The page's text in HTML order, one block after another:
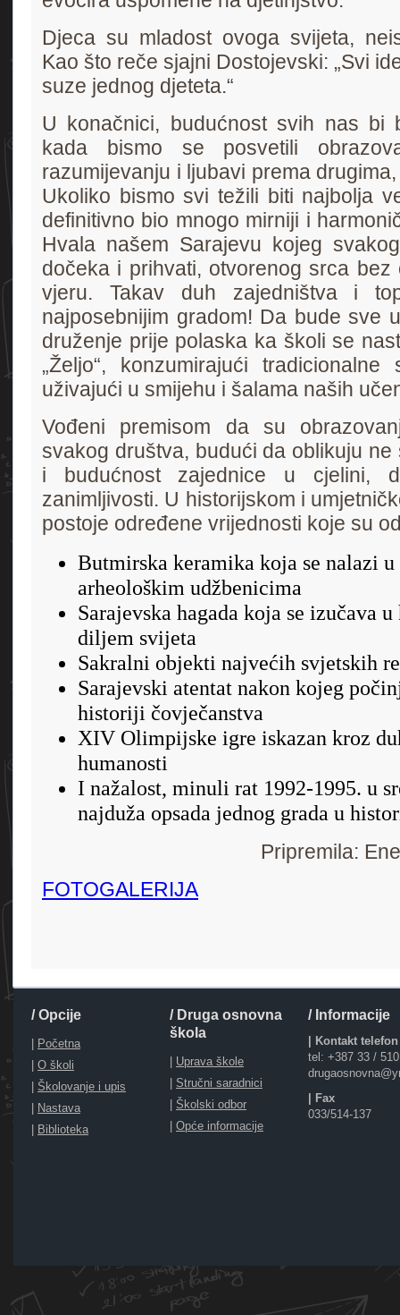
Djeca su mladost ovoga svijeta,
Kao što reče sjajni Dostojevski: „Svi
suze jednog djeteta.“
U konačnici, budućnost svih nas bi
kada bismo se posvetili
razumijevanju i ljubavi prema
Ukoliko bismo svi težili biti najbolja
definitivno bio mnogo mirniji i
Hvala našem Sarajevu kojeg
dočeka i prihvati, otvorenog srca
vjeru. Takav duh zajedništva i
najposebnijim gradom! Da bude sve
druženje prije polaska ka školi se
„Željo“, konzumirajući tradicionalne
uživajući u smijehu i šalama naših
Vođeni premisom da su
svakog društva, budući da oblikuju
i budućnost zajednice u cjelini,
zanimljivosti. U historijskom i
postoje određene vrijednosti koje su
Butmirska keramika koja se nalazi
arheološkim udžbenicima
Sarajevska hagada koja se izučava
diljem svijeta
Sakralni objekti najvećih svjetskih
Sarajevski atentat nakon kojeg
historiji čovječanstva
XIV Olimpijske igre iskazan kroz
humanosti
I nažalost, minuli rat 1992-1995. u
najduža opsada jednog grada u
Pripremila:
FOTOGALERIJA
/ Opcije
Početna
O školi
Školovanje i upis
Nastava
Biblioteka
/ Druga osnovna
škola
Uprava škole
Stručni saradnici
Školski odbor
Opće informacije
/ Informacije
| Kontakt telefon
tel: +387 33 /
| Fax
033/514-137